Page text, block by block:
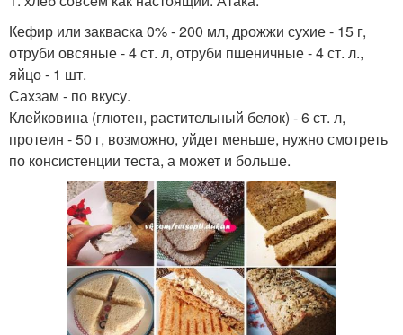
Кефир или закваска 0% - 200 мл, дрожжи сухие - 15 г,
отруби овсяные - 4 ст. л, отруби пшеничные - 4 ст. л.,
яйцо - 1 шт.
Сахзам - по вкусу.
Клейковина (глютен, растительный белок) - 6 ст. л,
протеин - 50 г, возможно, уйдет меньше, нужно смотреть
по консистенции теста, а может и больше.